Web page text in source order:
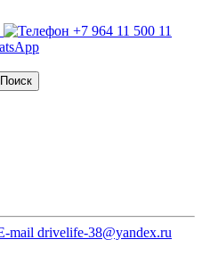
+7 964 11 500 11
drivelife-38@yandex.ru